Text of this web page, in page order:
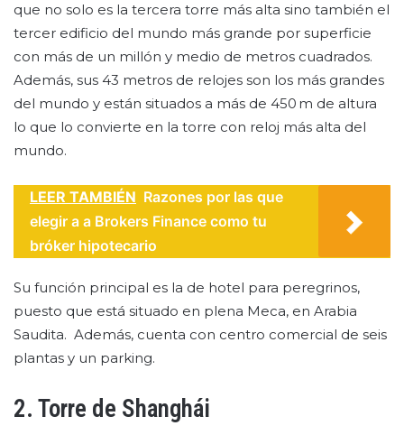
que no solo es la tercera torre más alta sino también el
tercer edificio del mundo más grande por superficie
con más de un millón y medio de metros cuadrados.
Además, sus 43 metros de relojes son los más grandes
del mundo y están situados a más de 450 m de altura
lo que lo convierte en la torre con reloj más alta del
mundo.
LEER TAMBIÉN Razones por las que
elegir a a Brokers Finance como tu
bróker hipotecario
Su función principal es la de hotel para peregrinos,
puesto que está situado en plena Meca, en Arabia
Saudita. Además, cuenta con centro comercial de seis
plantas y un parking.
2. Torre de Shanghái